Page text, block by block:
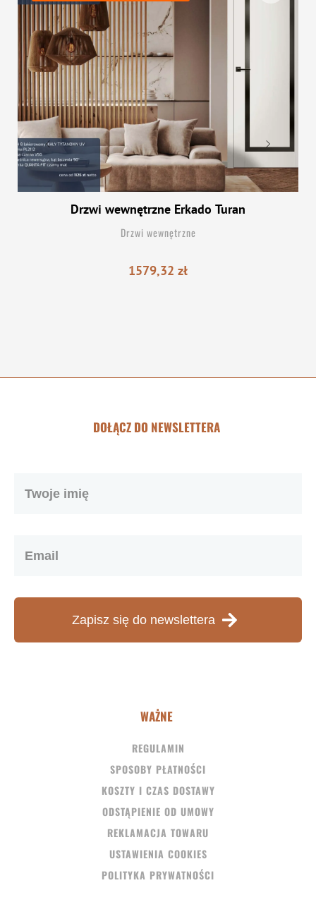
Drzwi wewnętrzne Erkado Turan
Drzwi wewnętrzne
zł
1579,32
DOŁĄCZ DO NEWSLETTERA
Zapisz się do newslettera
WAŻNE
REGULAMIN
SPOSOBY PŁATNOŚCI
KOSZTY I CZAS DOSTAWY
ODSTĄPIENIE OD UMOWY
REKLAMACJA TOWARU
USTAWIENIA COOKIES
POLITYKA PRYWATNOŚCI